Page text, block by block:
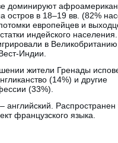
доминируют
остров в 18–19 вв. (82%
европейцев и
индейского
в
Индии.
жители Гренады
(14%) и другие
(33%).
Распространен
французского языка.